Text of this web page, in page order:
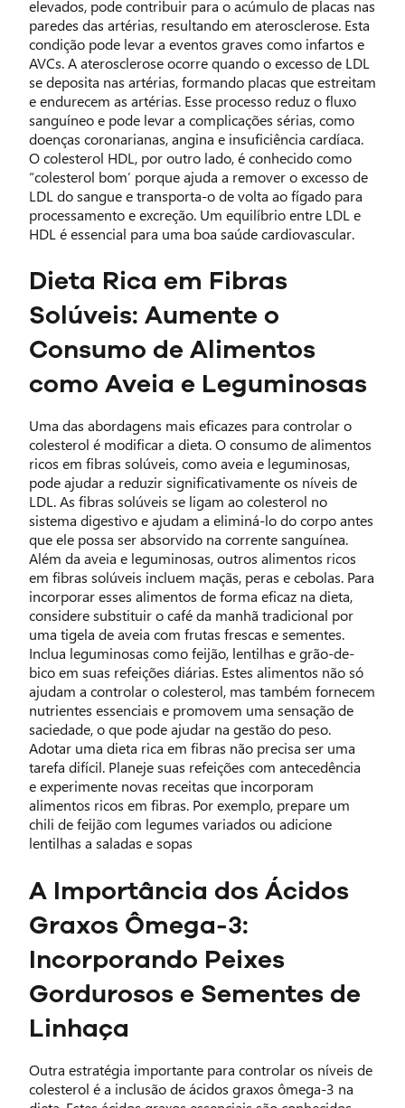
elevados, pode contribuir para o acúmulo de placas nas
paredes das artérias, resultando em aterosclerose. Esta
condição pode levar a eventos graves como infartos e
AVCs. A aterosclerose ocorre quando o excesso de LDL
se deposita nas artérias, formando placas que estreitam
e endurecem as artérias. Esse processo reduz o fluxo
sanguíneo e pode levar a complicações sérias, como
doenças coronarianas, angina e insuficiência cardíaca.
O colesterol HDL, por outro lado, é conhecido como
“colesterol bom’ porque ajuda a remover o excesso de
LDL do sangue e transporta-o de volta ao fígado para
processamento e excreção. Um equilíbrio entre LDL e
HDL é essencial para uma boa saúde cardiovascular.
Dieta Rica em Fibras
Solúveis: Aumente o
Consumo de Alimentos
como Aveia e Leguminosas
Uma das abordagens mais eficazes para controlar o
colesterol é modificar a dieta. O consumo de alimentos
ricos em fibras solúveis, como aveia e leguminosas,
pode ajudar a reduzir significativamente os níveis de
LDL. As fibras solúveis se ligam ao colesterol no
sistema digestivo e ajudam a eliminá-lo do corpo antes
que ele possa ser absorvido na corrente sanguínea.
Além da aveia e leguminosas, outros alimentos ricos
em fibras solúveis incluem maçãs, peras e cebolas. Para
incorporar esses alimentos de forma eficaz na dieta,
considere substituir o café da manhã tradicional por
uma tigela de aveia com frutas frescas e sementes.
Inclua leguminosas como feijão, lentilhas e grão-de-
bico em suas refeições diárias. Estes alimentos não só
ajudam a controlar o colesterol, mas também fornecem
nutrientes essenciais e promovem uma sensação de
saciedade, o que pode ajudar na gestão do peso.
Adotar uma dieta rica em fibras não precisa ser uma
tarefa difícil. Planeje suas refeições com antecedência
e experimente novas receitas que incorporam
alimentos ricos em fibras. Por exemplo, prepare um
chili de feijão com legumes variados ou adicione
lentilhas a saladas e sopas
A Importância dos Ácidos
Graxos Ômega-3:
Incorporando Peixes
Gordurosos e Sementes de
Linhaça
Outra estratégia importante para controlar os níveis de
colesterol é a inclusão de ácidos graxos ômega-3 na